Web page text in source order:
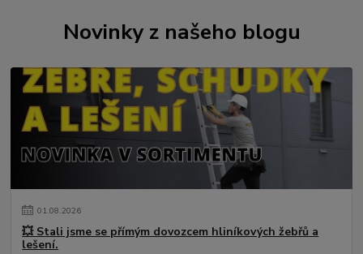
Novinky z našeho blogu
01.08.2026
💥 Stali jsme se přímým dovozcem hliníkových žebřů a
lešení.